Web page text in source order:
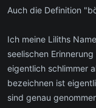
Vielen Dank
Auch die Definition
Ich meine Liliths
seelischen
eigentlich schlimmer
bezeichnen ist
sind genau